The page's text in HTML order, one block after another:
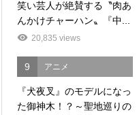
笑い芸人が絶賛する〝肉あ
んかけチャーハン〟『中...
20,835 views
9 アニメ
『犬夜叉』のモデルになっ
た御神木！？～聖地巡りの